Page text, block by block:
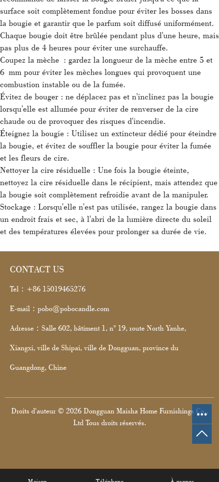
surface soit complètement fondue pour éviter les bosses dans
la bougie et garantir que le parfum soit diffusé uniformément.
Chaque bougie doit être brûlée pendant plus d'une heure, mais
pas plus de 4 heures pour éviter une surchauffe.
Coupez la mèche : gardez la longueur de la mèche entre 5 et
6 mm pour éviter les mèches longues qui provoquent une
combustion instable ou de la fumée.
Évitez de bouger : ne déplacez pas et n'inclinez pas la bougie
lorsqu'elle est allumée pour éviter de renverser de la cire
chaude ou de provoquer des risques d'incendie.
Éteignez la bougie : Utilisez un extincteur dédié pour éteindre
la bougie, et évitez de souffler la bougie pour éviter la fumée
et les fleurs de cire.
Nettoyer la cire résiduelle : Une fois la bougie éteinte,
nettoyez la cire résiduelle dans le récipient, mais attendez que
la bougie soit complètement refroidie avant de la manipuler.
Stockage : Lorsqu'elle n'est pas utilisée, rangez la bougie dans
un endroit frais et sec, à l'abri de la lumière directe du soleil
et des températures élevées pour prolonger sa durée de vie.
CONTACT US
Tel：+86 15019465276
E-mail：pobo@pobocandle.com
Adresse：Salle 602, bâtiment 1, n° 19, route North Yanhe,
Xiangxi, ville de Shipai, ville de Dongguan, province du
Guangdong, Chine
Droits d'auteur © 2026 Dongguan Maisha Home Furnishings Co.,
Ltd Tous droits réservés.